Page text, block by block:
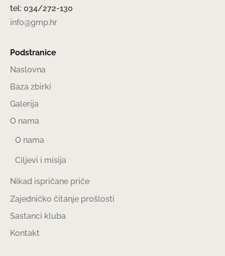
tel: 034/272-130
info@gmp.hr
Podstranice
Naslovna
Baza zbirki
Galerija
O nama
O nama
Ciljevi i misija
Nikad ispričane priče
Zajedničko čitanje prošlosti
Sastanci kluba
Kontakt